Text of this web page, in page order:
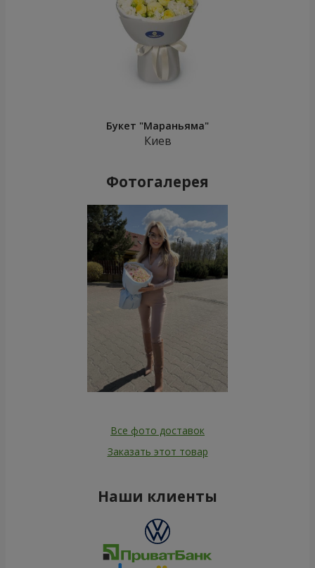
Букет "Мараньяма"
Киев
Фотогалерея
Все фото доставок
Заказать этот товар
Наши клиенты